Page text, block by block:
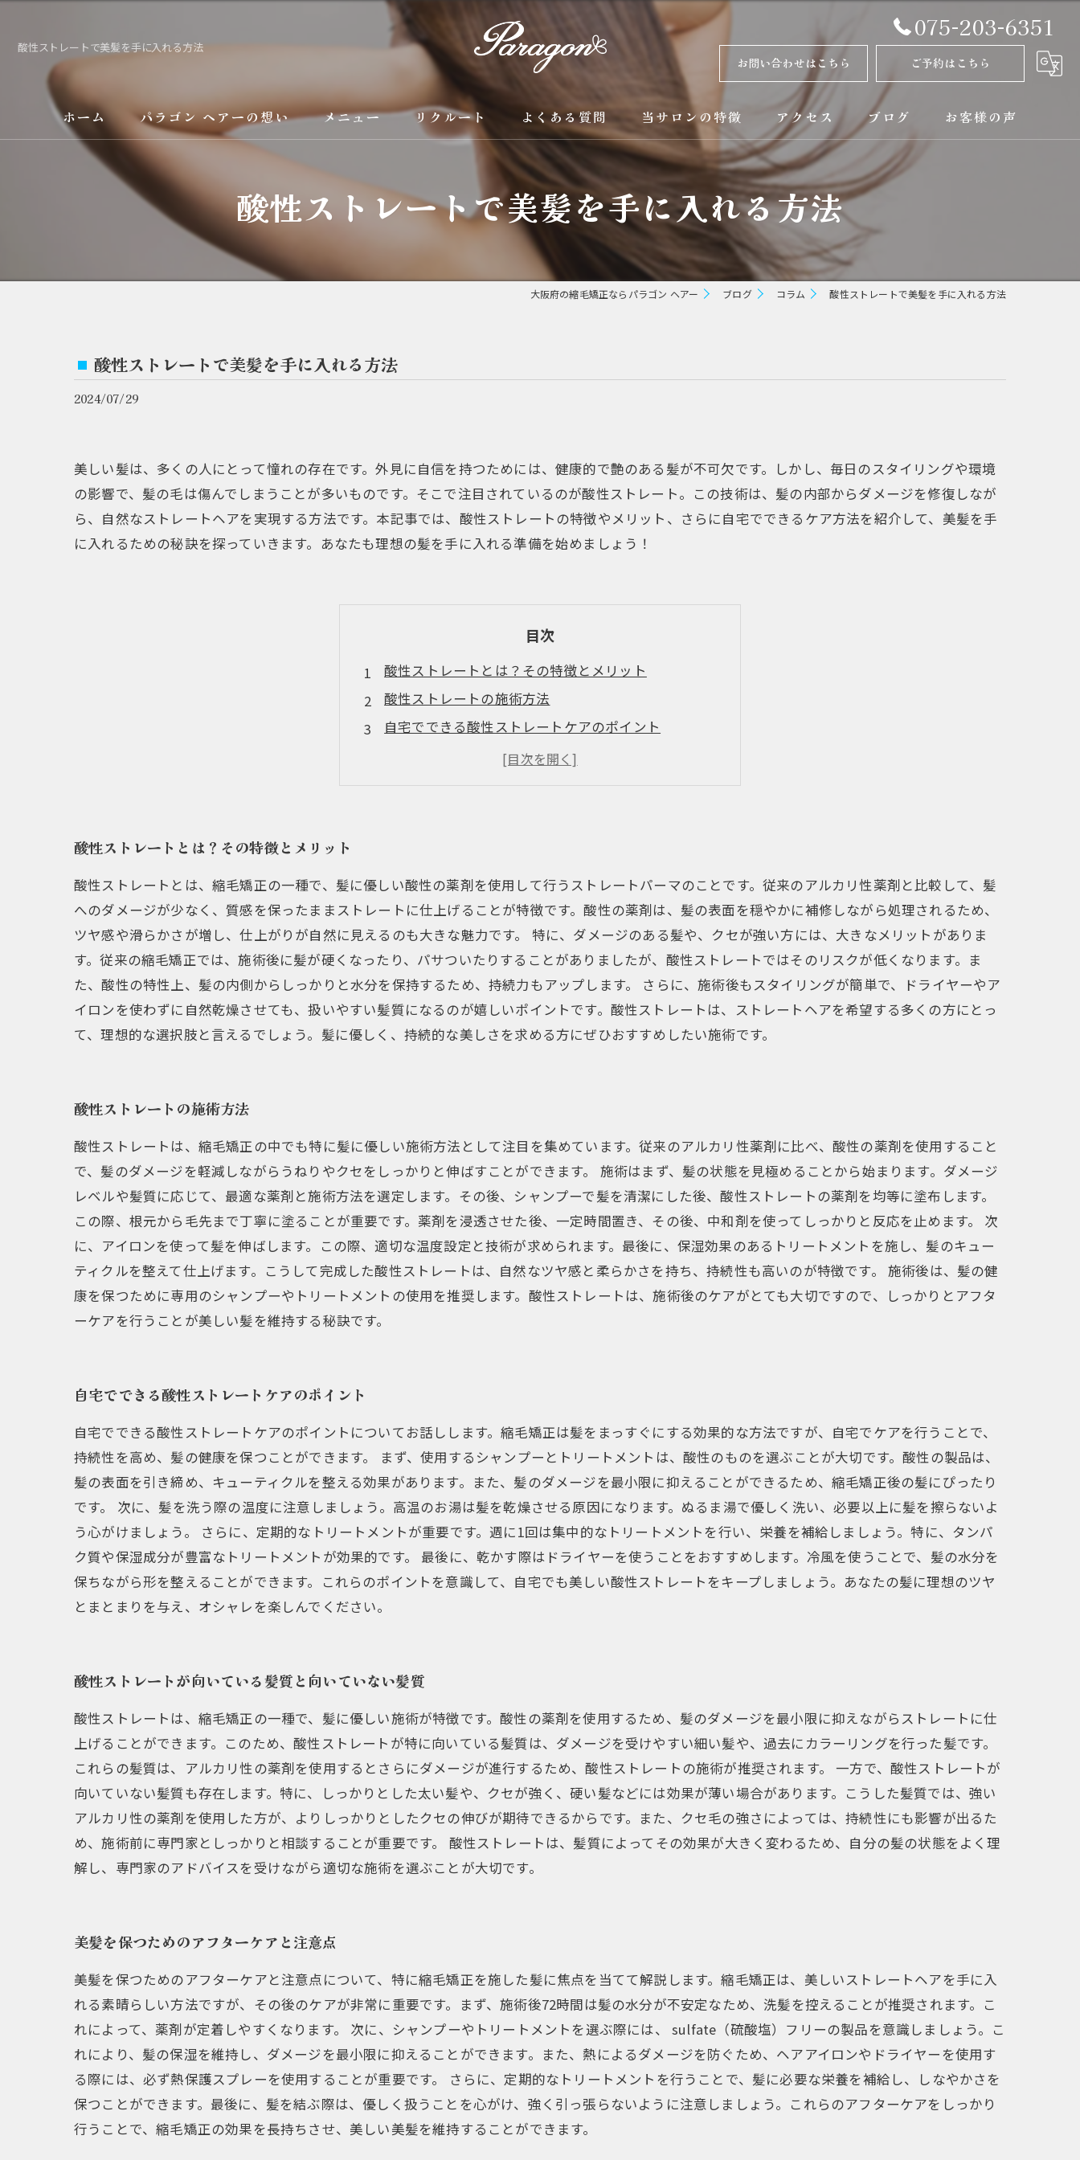
酸性ストレートで美髪を手に入れる方法
075-203-6351
お問い合わせはこちら ご予約はこちら
ホーム パラゴン ヘアーの想い
サービス
メニュー リクルート よくある質問 当サロンの特徴
京都の縮毛矯正
カラー
トリートメント
ブリーチ縮毛矯正
アクセス ブログ
コラム
お客様の声
酸性ストレートで美髪を手に入れる方法
大阪府の縮毛矯正ならパラゴン ヘアー ブログ コラム 酸性ストレートで美髪を手に入れる方法
酸性ストレートで美髪を手に入れる方法
2024/07/29
美しい髪は、多くの人にとって憧れの存在です。外見に自信を持つためには、健康的で艶のある髪が不可欠です。しかし、毎日のスタイリングや環境
の影響で、髪の毛は傷んでしまうことが多いものです。そこで注目されているのが酸性ストレート。この技術は、髪の内部からダメージを修復しなが
ら、自然なストレートヘアを実現する方法です。本記事では、酸性ストレートの特徴やメリット、さらに自宅でできるケア方法を紹介して、美髪を手
に入れるための秘訣を探っていきます。あなたも理想の髪を手に入れる準備を始めましょう！
目次
酸性ストレートとは？その特徴とメリット
酸性ストレートの施術方法
自宅でできる酸性ストレートケアのポイント
酸性ストレートが向いている髪質と向いていない髪質
美髪を保つためのアフターケアと注意点
酸性ストレートとは？その特徴とメリット
酸性ストレートとは、縮毛矯正の一種で、髪に優しい酸性の薬剤を使用して行うストレートパーマのことです。従来のアルカリ性薬剤と比較して、髪
へのダメージが少なく、質感を保ったままストレートに仕上げることが特徴です。酸性の薬剤は、髪の表面を穏やかに補修しながら処理されるため、
ツヤ感や滑らかさが増し、仕上がりが自然に見えるのも大きな魅力です。 特に、ダメージのある髪や、クセが強い方には、大きなメリットがありま
す。従来の縮毛矯正では、施術後に髪が硬くなったり、パサついたりすることがありましたが、酸性ストレートではそのリスクが低くなります。ま
た、酸性の特性上、髪の内側からしっかりと水分を保持するため、持続力もアップします。 さらに、施術後もスタイリングが簡単で、ドライヤーやア
イロンを使わずに自然乾燥させても、扱いやすい髪質になるのが嬉しいポイントです。酸性ストレートは、ストレートヘアを希望する多くの方にとっ
て、理想的な選択肢と言えるでしょう。髪に優しく、持続的な美しさを求める方にぜひおすすめしたい施術です。
酸性ストレートの施術方法
酸性ストレートは、縮毛矯正の中でも特に髪に優しい施術方法として注目を集めています。従来のアルカリ性薬剤に比べ、酸性の薬剤を使用すること
で、髪のダメージを軽減しながらうねりやクセをしっかりと伸ばすことができます。 施術はまず、髪の状態を見極めることから始まります。ダメージ
レベルや髪質に応じて、最適な薬剤と施術方法を選定します。その後、シャンプーで髪を清潔にした後、酸性ストレートの薬剤を均等に塗布します。
この際、根元から毛先まで丁寧に塗ることが重要です。薬剤を浸透させた後、一定時間置き、その後、中和剤を使ってしっかりと反応を止めます。 次
に、アイロンを使って髪を伸ばします。この際、適切な温度設定と技術が求められます。最後に、保湿効果のあるトリートメントを施し、髪のキュー
ティクルを整えて仕上げます。こうして完成した酸性ストレートは、自然なツヤ感と柔らかさを持ち、持続性も高いのが特徴です。 施術後は、髪の健
康を保つために専用のシャンプーやトリートメントの使用を推奨します。酸性ストレートは、施術後のケアがとても大切ですので、しっかりとアフタ
ーケアを行うことが美しい髪を維持する秘訣です。
自宅でできる酸性ストレートケアのポイント
自宅でできる酸性ストレートケアのポイントについてお話しします。縮毛矯正は髪をまっすぐにする効果的な方法ですが、自宅でケアを行うことで、
持続性を高め、髪の健康を保つことができます。 まず、使用するシャンプーとトリートメントは、酸性のものを選ぶことが大切です。酸性の製品は、
髪の表面を引き締め、キューティクルを整える効果があります。また、髪のダメージを最小限に抑えることができるため、縮毛矯正後の髪にぴったり
です。 次に、髪を洗う際の温度に注意しましょう。高温のお湯は髪を乾燥させる原因になります。ぬるま湯で優しく洗い、必要以上に髪を擦らないよ
う心がけましょう。 さらに、定期的なトリートメントが重要です。週に1回は集中的なトリートメントを行い、栄養を補給しましょう。特に、タンパ
ク質や保湿成分が豊富なトリートメントが効果的です。 最後に、乾かす際はドライヤーを使うことをおすすめします。冷風を使うことで、髪の水分を
保ちながら形を整えることができます。これらのポイントを意識して、自宅でも美しい酸性ストレートをキープしましょう。あなたの髪に理想のツヤ
とまとまりを与え、オシャレを楽しんでください。
酸性ストレートが向いている髪質と向いていない髪質
酸性ストレートは、縮毛矯正の一種で、髪に優しい施術が特徴です。酸性の薬剤を使用するため、髪のダメージを最小限に抑えながらストレートに仕
上げることができます。このため、酸性ストレートが特に向いている髪質は、ダメージを受けやすい細い髪や、過去にカラーリングを行った髪です。
これらの髪質は、アルカリ性の薬剤を使用するとさらにダメージが進行するため、酸性ストレートの施術が推奨されます。 一方で、酸性ストレートが
向いていない髪質も存在します。特に、しっかりとした太い髪や、クセが強く、硬い髪などには効果が薄い場合があります。こうした髪質では、強い
アルカリ性の薬剤を使用した方が、よりしっかりとしたクセの伸びが期待できるからです。また、クセ毛の強さによっては、持続性にも影響が出るた
め、施術前に専門家としっかりと相談することが重要です。 酸性ストレートは、髪質によってその効果が大きく変わるため、自分の髪の状態をよく理
解し、専門家のアドバイスを受けながら適切な施術を選ぶことが大切です。
美髪を保つためのアフターケアと注意点
美髪を保つためのアフターケアと注意点について、特に縮毛矯正を施した髪に焦点を当てて解説します。縮毛矯正は、美しいストレートヘアを手に入
れる素晴らしい方法ですが、その後のケアが非常に重要です。まず、施術後72時間は髪の水分が不安定なため、洗髪を控えることが推奨されます。こ
れによって、薬剤が定着しやすくなります。 次に、シャンプーやトリートメントを選ぶ際には、 sulfate（硫酸塩）フリーの製品を意識しましょう。こ
れにより、髪の保湿を維持し、ダメージを最小限に抑えることができます。また、熱によるダメージを防ぐため、ヘアアイロンやドライヤーを使用す
る際には、必ず熱保護スプレーを使用することが重要です。 さらに、定期的なトリートメントを行うことで、髪に必要な栄養を補給し、しなやかさを
保つことができます。最後に、髪を結ぶ際は、優しく扱うことを心がけ、強く引っ張らないように注意しましょう。これらのアフターケアをしっかり
行うことで、縮毛矯正の効果を長持ちさせ、美しい美髪を維持することができます。